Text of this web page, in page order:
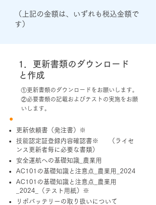
（上記の金額は、いずれも税込金額で
す）
1．更新書類のダウンロード
と作成
①更新書類のダウンロードをお願いします。
②必要書類の記載およびテストの実施をお願
いします。
更新依頼書（発注書）※
技能認定証登録内容確認書※ （ライセ
ンス更新者毎に必要な書類）
安全運航への基礎知識_農業用
AC101の基礎知識と注意点_農業用_2024
AC101の基礎知識と注意点_農業用
_2024_（テスト用紙）※
リポバッテリーの取り扱いについて